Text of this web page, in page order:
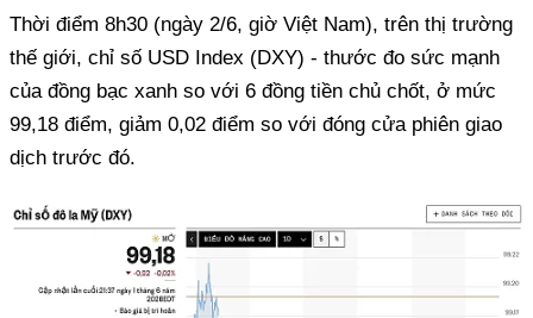
Thời điểm 8h30 (ngày 2/6, giờ Việt Nam), trên thị trường
thế giới, chỉ số USD Index (DXY) - thước đo sức mạnh
của đồng bạc xanh so với 6 đồng tiền chủ chốt, ở mức
99,18 điểm, giảm 0,02 điểm so với đóng cửa phiên giao
dịch trước đó.